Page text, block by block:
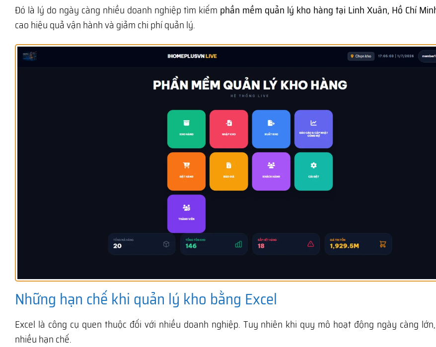
Đó là lý do ngày càng nhiều doanh nghiệp tìm kiếm phần mềm quản lý kho hàng tại Linh Xuân, Hồ Chí
cao hiệu quả vận hành và giảm chi phí quản lý.
Những hạn chế khi quản lý kho bằng Excel
Excel là công cụ quen thuộc đối với nhiều doanh nghiệp. Tuy nhiên khi quy mô hoạt động ngày càng
nhiều hạn chế.